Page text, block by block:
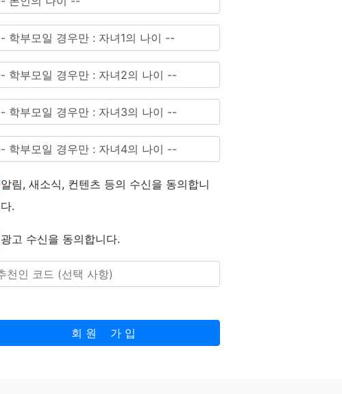
알림, 새소식, 컨텐츠 등의 수신을 동의합니
다.
광고 수신을 동의합니다.
회 원 가 입